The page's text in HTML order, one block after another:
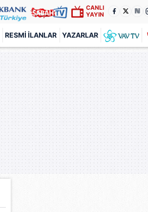
CANLI
YAYIN
RESMI İLANLAR YAZARLAR